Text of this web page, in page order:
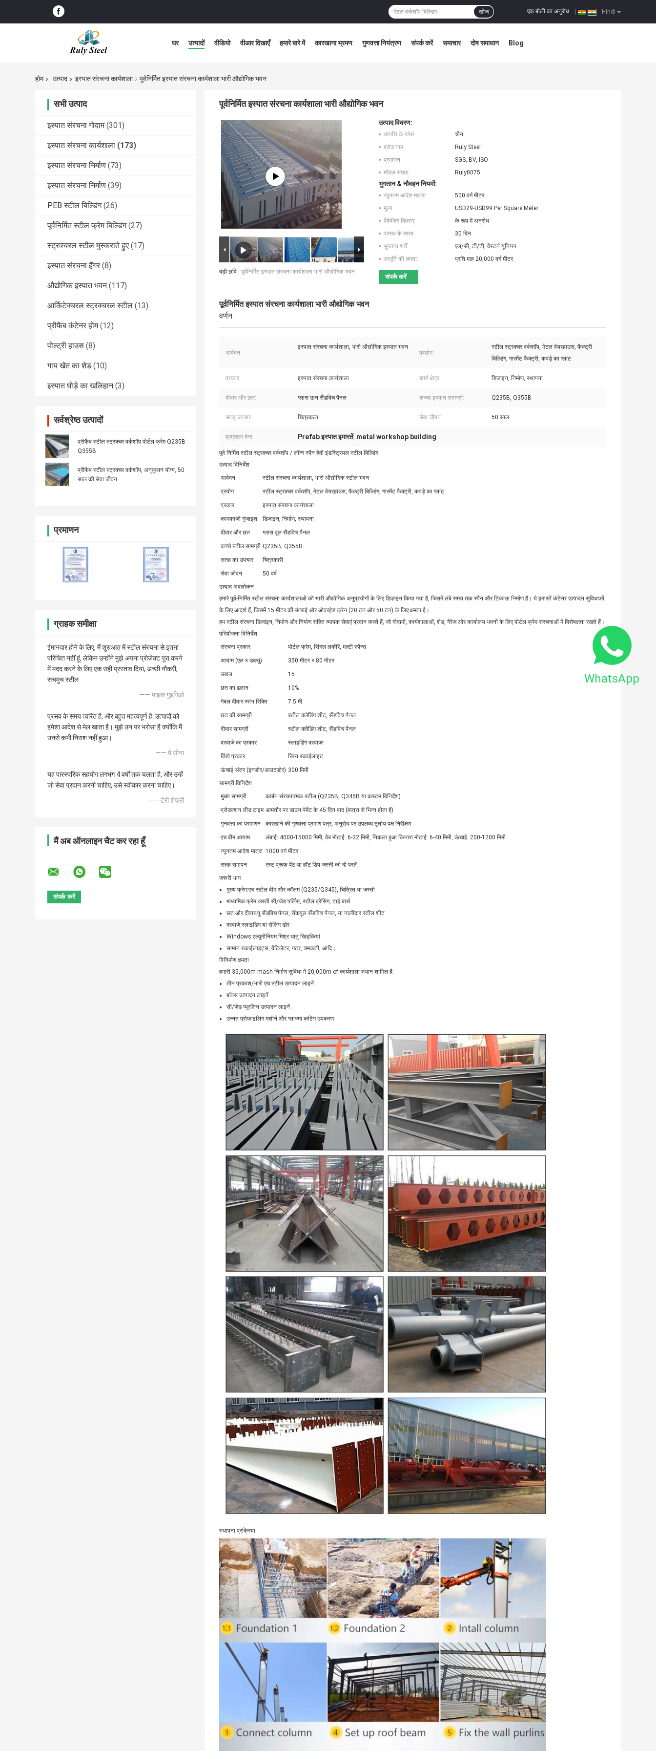
Hindi
एक बोली का अनुरोध
खोज
घर उत्पादों वीडियो वीआर दिखाएँ हमारे बारे में कारखाना भ्रमण गुणवत्ता नियंत्रण संपर्क करें समाचार दोष समाधान Blog
होम उत्पाद इस्पात संरचना कार्यशाला पूर्वनिर्मित इस्पात संरचना कार्यशाला भारी औद्योगिक भवन
सभी उत्पाद
इस्पात संरचना गोदाम (301)
इस्पात संरचना कार्यशाला (173)
इस्पात संरचना निर्माण (73)
इस्पात संरचना निर्माण (39)
PEB स्टील बिल्डिंग (26)
पूर्वनिर्मित स्टील फ्रेम बिल्डिंग (27)
स्ट्रक्चरल स्टील मुस्कराते हुए (17)
इस्पात संरचना हैंगर (8)
औद्योगिक इस्पात भवन (117)
आर्किटेक्चरल स्ट्रक्चरल स्टील (13)
प्रीफैब कंटेनर होम (12)
पोल्ट्री हाउस (8)
गाय खेत का शेड (10)
इस्पात घोड़े का खलिहान (3)
सर्वश्रेष्ठ उत्पादों
प्रीफैब स्टील स्ट्रक्चर वर्कशॉप पोर्टल फ्रेम Q235B
Q355B
प्रीफैब स्टील स्ट्रक्चर वर्कशॉप, अनुकूलन योग्य, 50
साल की सेवा जीवन
प्रमाणन
ग्राहक समीक्षा
ईमानदार होने के लिए, मैं शुरुआत में स्टील संरचना से इतना
परिचित नहीं हूं, लेकिन उन्होंने मुझे अपना प्रोजेक्ट पूरा करने
में मदद करने के लिए एक सही प्रस्ताव दिया, अच्छी नौकरी,
सचमुच स्टील
—— माइक गुइगिओ
प्रसव के समय त्वरित है, और बहुत महत्वपूर्ण है: उत्पादों को
हमेशा आदेश से मेल खाता है। मुझे उन पर भरोसा है क्योंकि मैं
उनसे कभी निराश नहीं हुआ।
—— मे सीना
यह पारस्परिक सहयोग लगभग 4 वर्षों तक चलता है, और उन्हें
जो सेवा प्रदान करनी चाहिए, उसे स्वीकार करना चाहिए।
—— टेरी शेपली
मैं अब ऑनलाइन चैट कर रहा हूँ
पूर्वनिर्मित इस्पात संरचना कार्यशाला भारी औद्योगिक भवन
बड़ी छवि : पूर्वनिर्मित इस्पात संरचना कार्यशाला भारी औद्योगिक भवन
उत्पाद विवरण:
उत्पत्ति के प्लेस:
चीन
ब्रांड नाम:
Ruly Steel
प्रमाणन:
SGS, BV, ISO
मॉडल संख्या:
Ruly0075
भुगतान & नौवहन नियमों:
न्यूनतम आदेश मात्रा:
500 वर्ग मीटर
मूल्य:
USD29-USD99 Per Square Meter
पैकेजिंग विवरण:
के रूप में अनुरोध
प्रसव के समय:
30 दिन
भुगतान शर्तें:
एल/सी, टी/टी, वेस्टर्न यूनियन
आपूर्ति की क्षमता:
प्रति माह 20,000 वर्ग मीटर
संपर्क करें
पूर्वनिर्मित इस्पात संरचना कार्यशाला भारी औद्योगिक भवन
वर्णन
आवेदन:
इस्पात संरचना कार्यशाला, भारी औद्योगिक इस्पात भवन
प्रयोग:
स्टील स्ट्रक्चर वर्कशॉप, मेटल वेयरहाउस, फैक्ट्री
बिल्डिंग, गारमेंट फैक्ट्री, कपड़े का प्लांट
प्रकार: इस्पात संरचना कार्यशाला कार्य क्षेत्र: डिजाइन, निर्माण, स्थापना
दीवार और छत: ग्लास ऊन सैंडविच पैनल कच्चा इस्पात सामग्री: Q235B, Q355B
सतह उपचार: चित्रकला सेवा जीवन: 50 साल
प्रमुखता देना: Prefab इस्पात इमारतें, metal workshop building
पूर्व निर्मित स्टील स्ट्रक्चर वर्कशॉप / लॉन्ग स्पैन हेवी इंडस्ट्रियल स्टील बिल्डिंग
उत्पाद विनिर्देश
आवेदन
स्टील संरचना कार्यशाला, भारी औद्योगिक स्टील भवन
प्रयोग
स्टील स्ट्रक्चर वर्कशॉप, मेटल वेयरहाउस, फैक्ट्री बिल्डिंग, गारमेंट फैक्ट्री, कपड़े का प्लांट
प्रकार
इस्पात संरचना कार्यशाला
कामकाजी गुंजाइश
डिजाइन, निर्माण, स्थापना
दीवार और छत
ग्लास वूल सैंडविच पैनल
कच्चे स्टील सामग्री Q235B, Q355B
सतह का उपचार
चित्रकारी
सेवा जीवन
50 वर्ष
उत्पाद अवलोकन
हमारे पूर्व-निर्मित स्टील संरचना कार्यशालाओं को भारी औद्योगिक अनुप्रयोगों के लिए डिज़ाइन किया गया है, जिसमें लंबे समय तक स्पैन और टिकाऊ निर्माण हैं। ये इमारतें कंटेनर उत्पादन सुविधाओं
के लिए आदर्श हैं, जिसमें 15 मीटर की ऊंचाई और ओवरहेड क्रेन (20 टन और 50 टन) के लिए क्षमता है।
हम स्टील संरचना डिजाइन, निर्माण और निर्माण सहित व्यापक सेवाएं प्रदान करते हैं, जो गोदामों, कार्यशालाओं, शेड, गैरेज और कार्यालय भवनों के लिए पोर्टल फ्रेम संरचनाओं में विशेषज्ञता रखते हैं।
परियोजना विनिर्देश
संरचना प्रकार
पोर्टल फ्रेम, सिंगल लकीरें, मल्टी स्पैन्स
आयाम (एल × डब्ल्यू)
350 मीटर × 80 मीटर
उबाल
15
छत का ढलान
10%
गेबल दीवार स्तंभ रिक्ति
7.5 मी
छत की सामग्री
स्टील क्लैडिंग शीट, सैंडविच पैनल
दीवार सामग्री
स्टील क्लैडिंग शीट, सैंडविच पैनल
दरवाजे का प्रकार
स्लाइडिंग दरवाजा
विंडो प्रकार
रिबन स्काईलाइट
ऊंचाई अंतर (इनडोर/आउटडोर) 300 मिमी
सामग्री विनिर्देश
मुख्य सामग्री
कार्बन संरचनात्मक स्टील (Q235B, Q345B या कस्टम विनिर्देश)
प्रोडक्शन लीड टाइम आमतौर पर डाउन पेमेंट के 45 दिन बाद (मात्रा से भिन्न होता है)
गुनवत्ता का परमाणन
कारखाने की गुणवत्ता प्रमाण पत्र, अनुरोध पर उपलब्ध तृतीय-पक्ष निरीक्षण
एच बीम आयाम
लंबाई: 4000-15000 मिमी, वेब मोटाई: 6-32 मिमी, निकला हुआ किनारा मोटाई: 6-40 मिमी, ऊंचाई: 200-1200 मिमी
न्यूनतम आदेश मात्रा 1000 वर्ग मीटर
सतह समापन
रस्ट-प्रूफ पेंट या हॉट-डिप जस्ती की दो परतें
ज़रूरी भाग
मुख्य फ्रेम:एच स्टील बीम और कॉलम (Q235/Q345), चित्रित या जस्ती
माध्यमिक फ्रेम:जस्ती सी/जेड पर्लिंस, स्टील ब्रेसिंग, टाई बार्स
छत और दीवार:पु सैंडविच पैनल, रॉकवूल सैंडविच पैनल, या नालीदार स्टील शीट
दरवाजे:स्लाइडिंग या रोलिंग डोर
Windows:एल्यूमीनियम मिश्र धातु खिड़कियां
सामान:स्काईलाइट्स, वेंटिलेटर, गटर, चमकती, आदि।
विनिर्माण क्षमता
हमारी 35,000m mash निर्माण सुविधा में 20,000m of कार्यशाला स्थान शामिल है:
तीन प्रकाश/भारी एच स्टील उत्पादन लाइनें
बॉक्स उत्पादन लाइनें
सी/जेड प्यूरलिन उत्पादन लाइनें
उन्नत प्रोफाइलिंग मशीनें और प्लाज्मा कटिंग उपकरण
स्थापना प्रक्रिया
WhatsApp